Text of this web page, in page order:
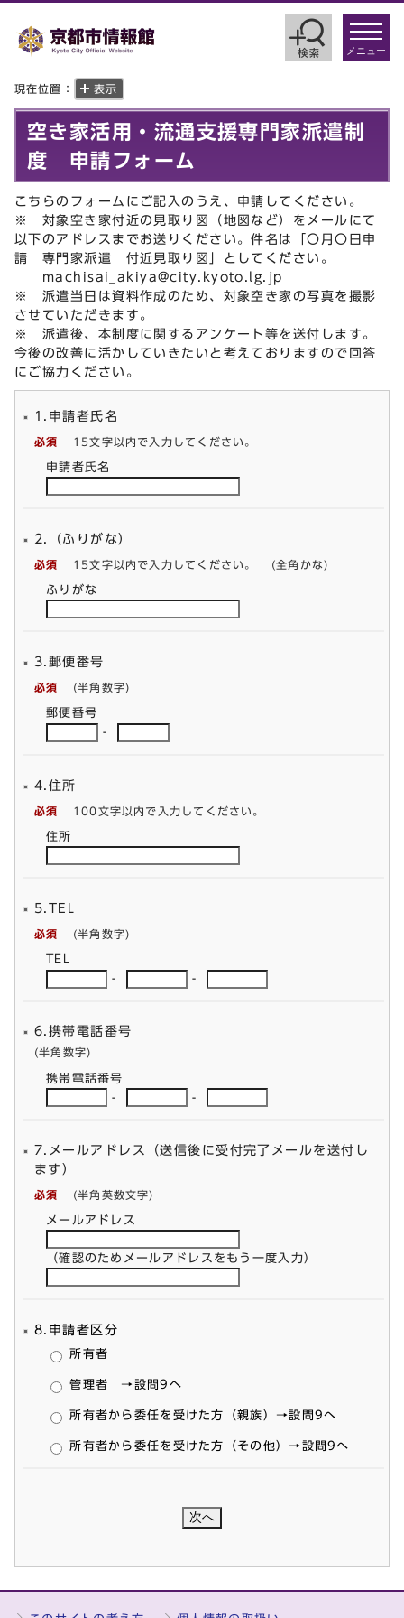
toggle
メニュー
現在位置： 表示
空き家活用・流通支援専門家派遣制
度 申請フォーム
こちらのフォームにご記入のうえ、申請してください。
※ 対象空き家付近の見取り図（地図など）をメールにて
以下のアドレスまでお送りください。件名は「〇月〇日申
請 専門家派遣 付近見取り図」としてください。
machisai_akiya@city.kyoto.lg.jp
※ 派遣当日は資料作成のため、対象空き家の写真を撮影
させていただきます。
※ 派遣後、本制度に関するアンケート等を送付します。
今後の改善に活かしていきたいと考えておりますので回答
にご協力ください。
1.申請者氏名
必須 15文字以内で入力してください。
申請者氏名
2.（ふりがな）
必須 15文字以内で入力してください。 (全角かな)
ふりがな
3.郵便番号
必須 (半角数字)
郵便番号
-
4.住所
必須 100文字以内で入力してください。
住所
5.TEL
必須 (半角数字)
TEL
-
-
6.携帯電話番号
(半角数字)
携帯電話番号
-
-
7.メールアドレス（送信後に受付完了メールを送付し
ます）
必須 (半角英数文字)
メールアドレス
（確認のためメールアドレスをもう一度入力）
8.申請者区分
所有者
管理者 →設問9へ
所有者から委任を受けた方（親族）→設問9へ
所有者から委任を受けた方（その他）→設問9へ